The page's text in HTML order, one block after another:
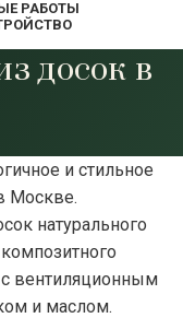
РАБОТЫ
досок в
и стильное
Москве.
натурального
вентиляционным
и маслом.